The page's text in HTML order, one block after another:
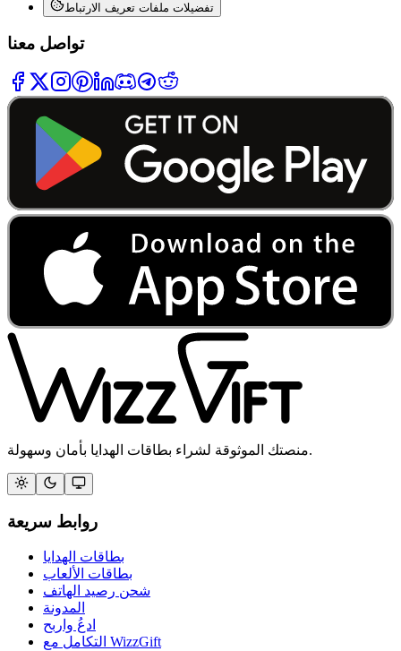
تفضيلات ملفات تعريف الارتباط
تواصل معنا
منصتك الموثوقة لشراء بطاقات الهدايا بأمان وسهولة.
روابط سريعة
بطاقات الهدايا
بطاقات الألعاب
شحن رصيد الهاتف
المدونة
ادعُ واربح
التكامل مع WizzGift